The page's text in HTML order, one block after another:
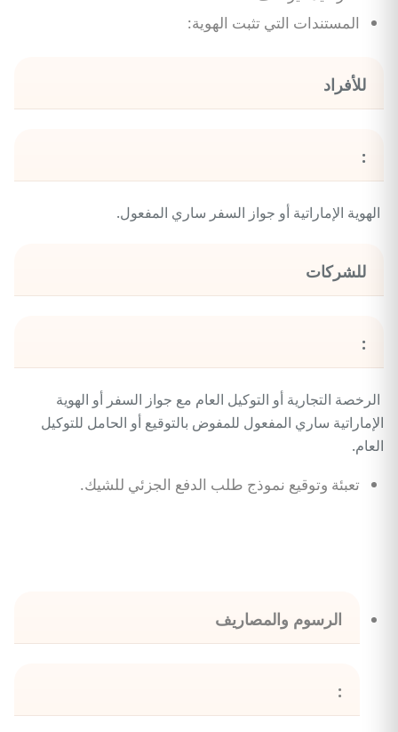
المستندات التي تثبت الهوية:
للأفراد
:
الهوية الإماراتية أو جواز السفر ساري المفعول.
للشركات
:
الرخصة التجارية أو التوكيل العام مع جواز السفر أو الهوية
الإماراتية ساري المفعول للمفوض بالتوقيع أو الحامل للتوكيل
العام.
تعبئة وتوقيع نموذج طلب الدفع الجزئي للشيك.
الرسوم والمصاريف
: